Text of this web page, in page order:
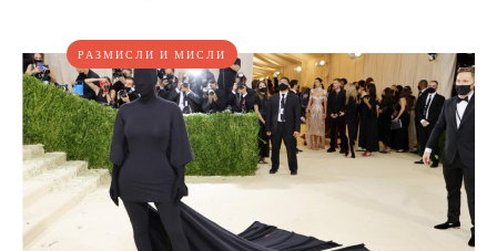
РАЗМИСЛИ И МИСЛИ